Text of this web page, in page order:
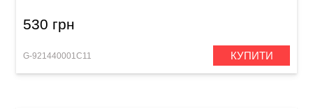
530 грн
G-921440001C11 КУПИТИ